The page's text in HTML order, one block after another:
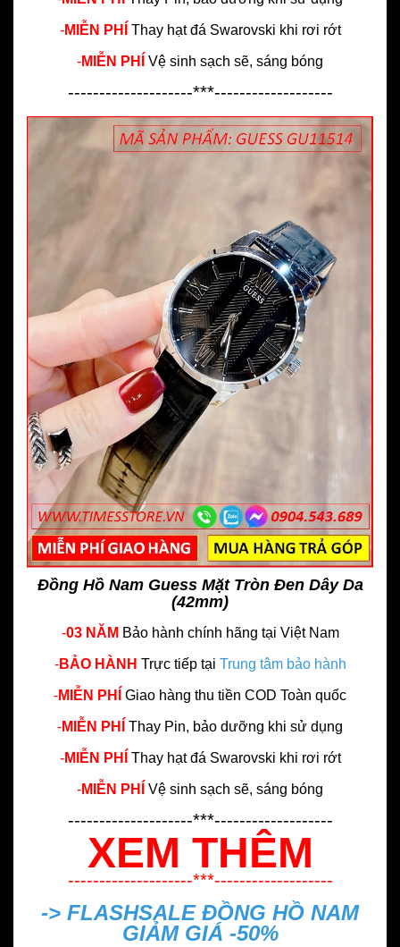
-MIỄN PHÍ Thay hạt đá Swarovski khi rơi rớt
-MIỄN PHÍ Vệ sinh sạch sẽ, sáng bóng
--------------------***-------------------
Đồng Hồ Nam Guess Mặt Tròn Đen Dây Da
(42mm)
-03 NĂM Bảo hành chính hãng tại Việt Nam
-BẢO HÀNH Trực tiếp tại Trung tâm bảo hành
-MIỄN PHÍ Giao hàng thu tiền COD Toàn quốc
-MIỄN PHÍ Thay Pin, bảo dưỡng khi sử dụng
-MIỄN PHÍ Thay hạt đá Swarovski khi rơi rớt
-MIỄN PHÍ Vệ sinh sạch sẽ, sáng bóng
--------------------***-------------------
XEM THÊM
--------------------***-------------------
-> FLASHSALE ĐỒNG HỒ NAM
GIẢM GIÁ -50%